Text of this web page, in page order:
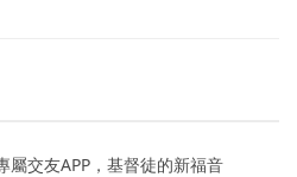
屬交友APP，基督徒的新福音